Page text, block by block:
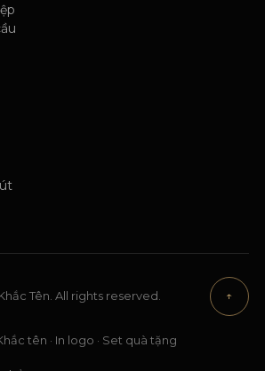
Tên. All rights reserved.
tên · In logo · Set quà tặng
↑